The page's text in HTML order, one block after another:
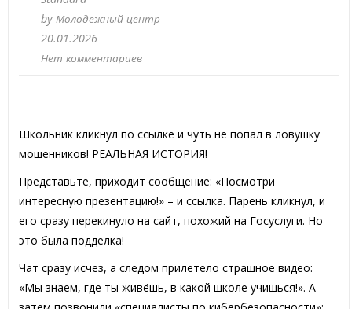
by Молодежный центр
20.01.2026
Нет комментариев
Школьник кликнул по ссылке и чуть не попал в ловушку
мошенников! РЕАЛЬНАЯ ИСТОРИЯ!
Представьте, приходит сообщение: «Посмотри
интересную презентацию!» – и ссылка. Парень кликнул, и
его сразу перекинуло на сайт, похожий на Госуслуги. Но
это была подделка!
Чат сразу исчез, а следом прилетело страшное видео:
«Мы знаем, где ты живёшь, в какой школе учишься!». А